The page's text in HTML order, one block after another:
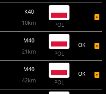
K40
10km
POL
M40
21km
POL
OK
M40
42km
POL
OK